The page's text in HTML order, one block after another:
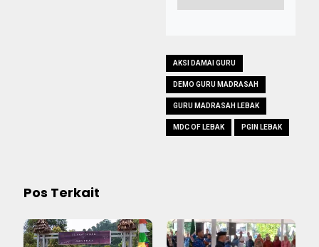
AKSI DAMAI GURU
DEMO GURU MADRASAH
GURU MADRASAH LEBAK
MDC OF LEBAK PGIN LEBAK
Pos Terkait